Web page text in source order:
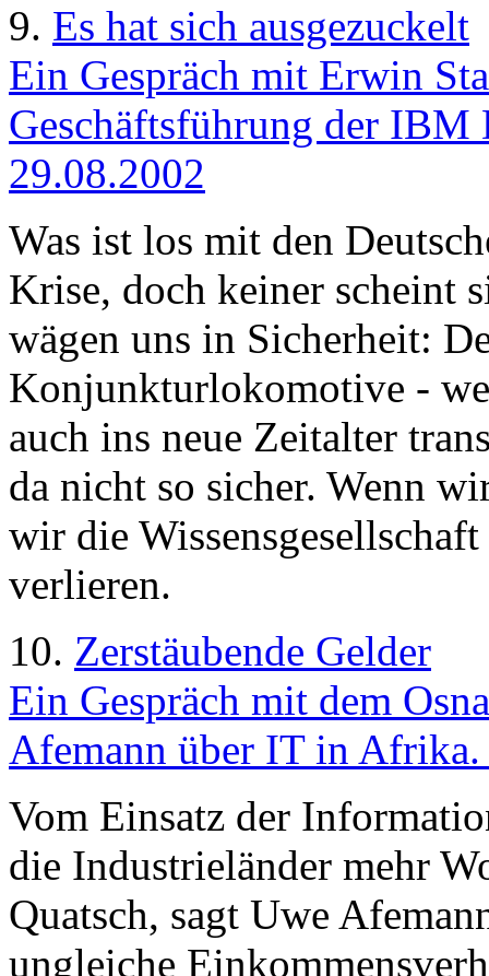
9. Es hat sich ausgezuckelt
Ein Gespräch mit Erwin
Geschäftsführung der IBM
29.08.2002
Was ist los mit den
Krise, doch keiner scheint
wägen uns in Sicherheit:
Konjunkturlokomotive -
auch ins neue Zeitalter
da nicht so sicher. Wenn
wir die
verlieren.
10. Zerstäubende Gelder
Ein Gespräch mit dem
Afemann über IT in
Vom Einsatz der
die Industrieländer mehr
Quatsch, sagt Uwe
ungleiche